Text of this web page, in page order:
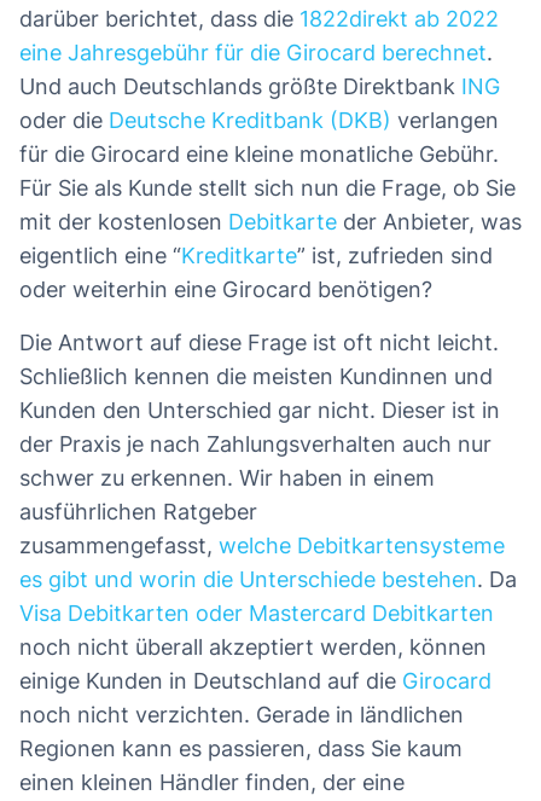
darüber berichtet, dass die 1822direkt ab 2022
eine Jahresgebühr für die Girocard berechnet.
Und auch Deutschlands größte Direktbank ING
oder die Deutsche Kreditbank (DKB) verlangen
für die Girocard eine kleine monatliche Gebühr.
Für Sie als Kunde stellt sich nun die Frage, ob Sie
mit der kostenlosen Debitkarte der Anbieter, was
eigentlich eine “Kreditkarte” ist, zufrieden sind
oder weiterhin eine Girocard benötigen?
Die Antwort auf diese Frage ist oft nicht leicht.
Schließlich kennen die meisten Kundinnen und
Kunden den Unterschied gar nicht. Dieser ist in
der Praxis je nach Zahlungsverhalten auch nur
schwer zu erkennen. Wir haben in einem
ausführlichen Ratgeber
zusammengefasst, welche Debitkartensysteme
es gibt und worin die Unterschiede bestehen. Da
Visa Debitkarten oder Mastercard Debitkarten
noch nicht überall akzeptiert werden, können
einige Kunden in Deutschland auf die Girocard
noch nicht verzichten. Gerade in ländlichen
Regionen kann es passieren, dass Sie kaum
einen kleinen Händler finden, der eine